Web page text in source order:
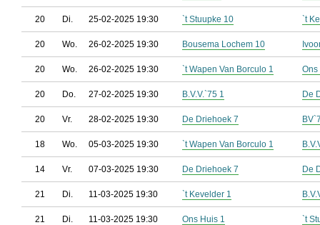
20 Di. 25-02-2025 19:30 `t Stuupke 10 `t
20 Wo. 26-02-2025 19:30 Bousema Lochem 10
20 Wo. 26-02-2025 19:30 `t Wapen Van Borculo 1 Ons
20 Do. 27-02-2025 19:30 B.V.V.`75 1 De
20 Vr. 28-02-2025 19:30 De Driehoek 7
18 Wo. 05-03-2025 19:30 `t Wapen Van Borculo 1
14 Vr. 07-03-2025 19:30 De Driehoek 7 De
21 Di. 11-03-2025 19:30 `t Kevelder 1
21 Di. 11-03-2025 19:30 Ons Huis 1 `t